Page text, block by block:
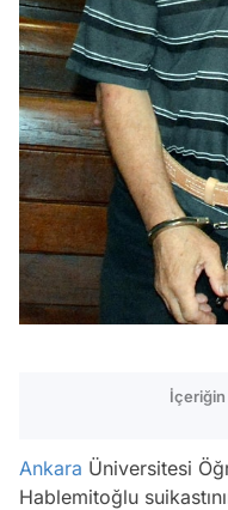
İçeriğin
Ankara Üniversitesi
Hablemitoğlu